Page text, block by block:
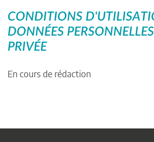
CONDITIONS
DONNÉES
PRIVÉE
En cours de rédaction